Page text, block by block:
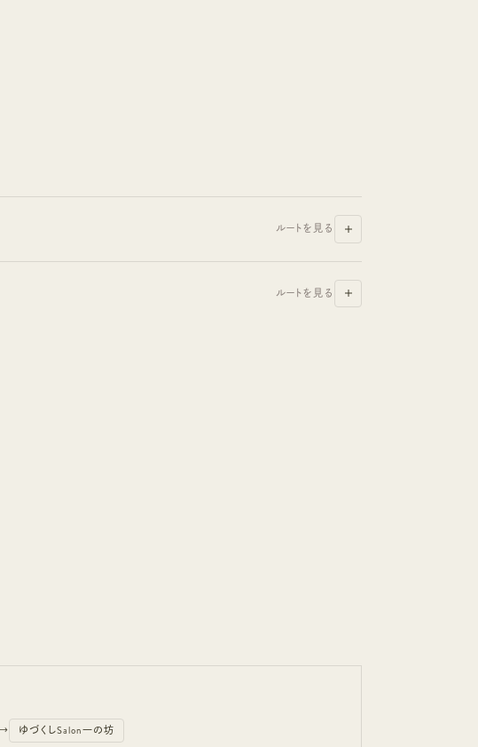
ルートを見る
ルートを見る
→ ゆづくしSalon一の坊